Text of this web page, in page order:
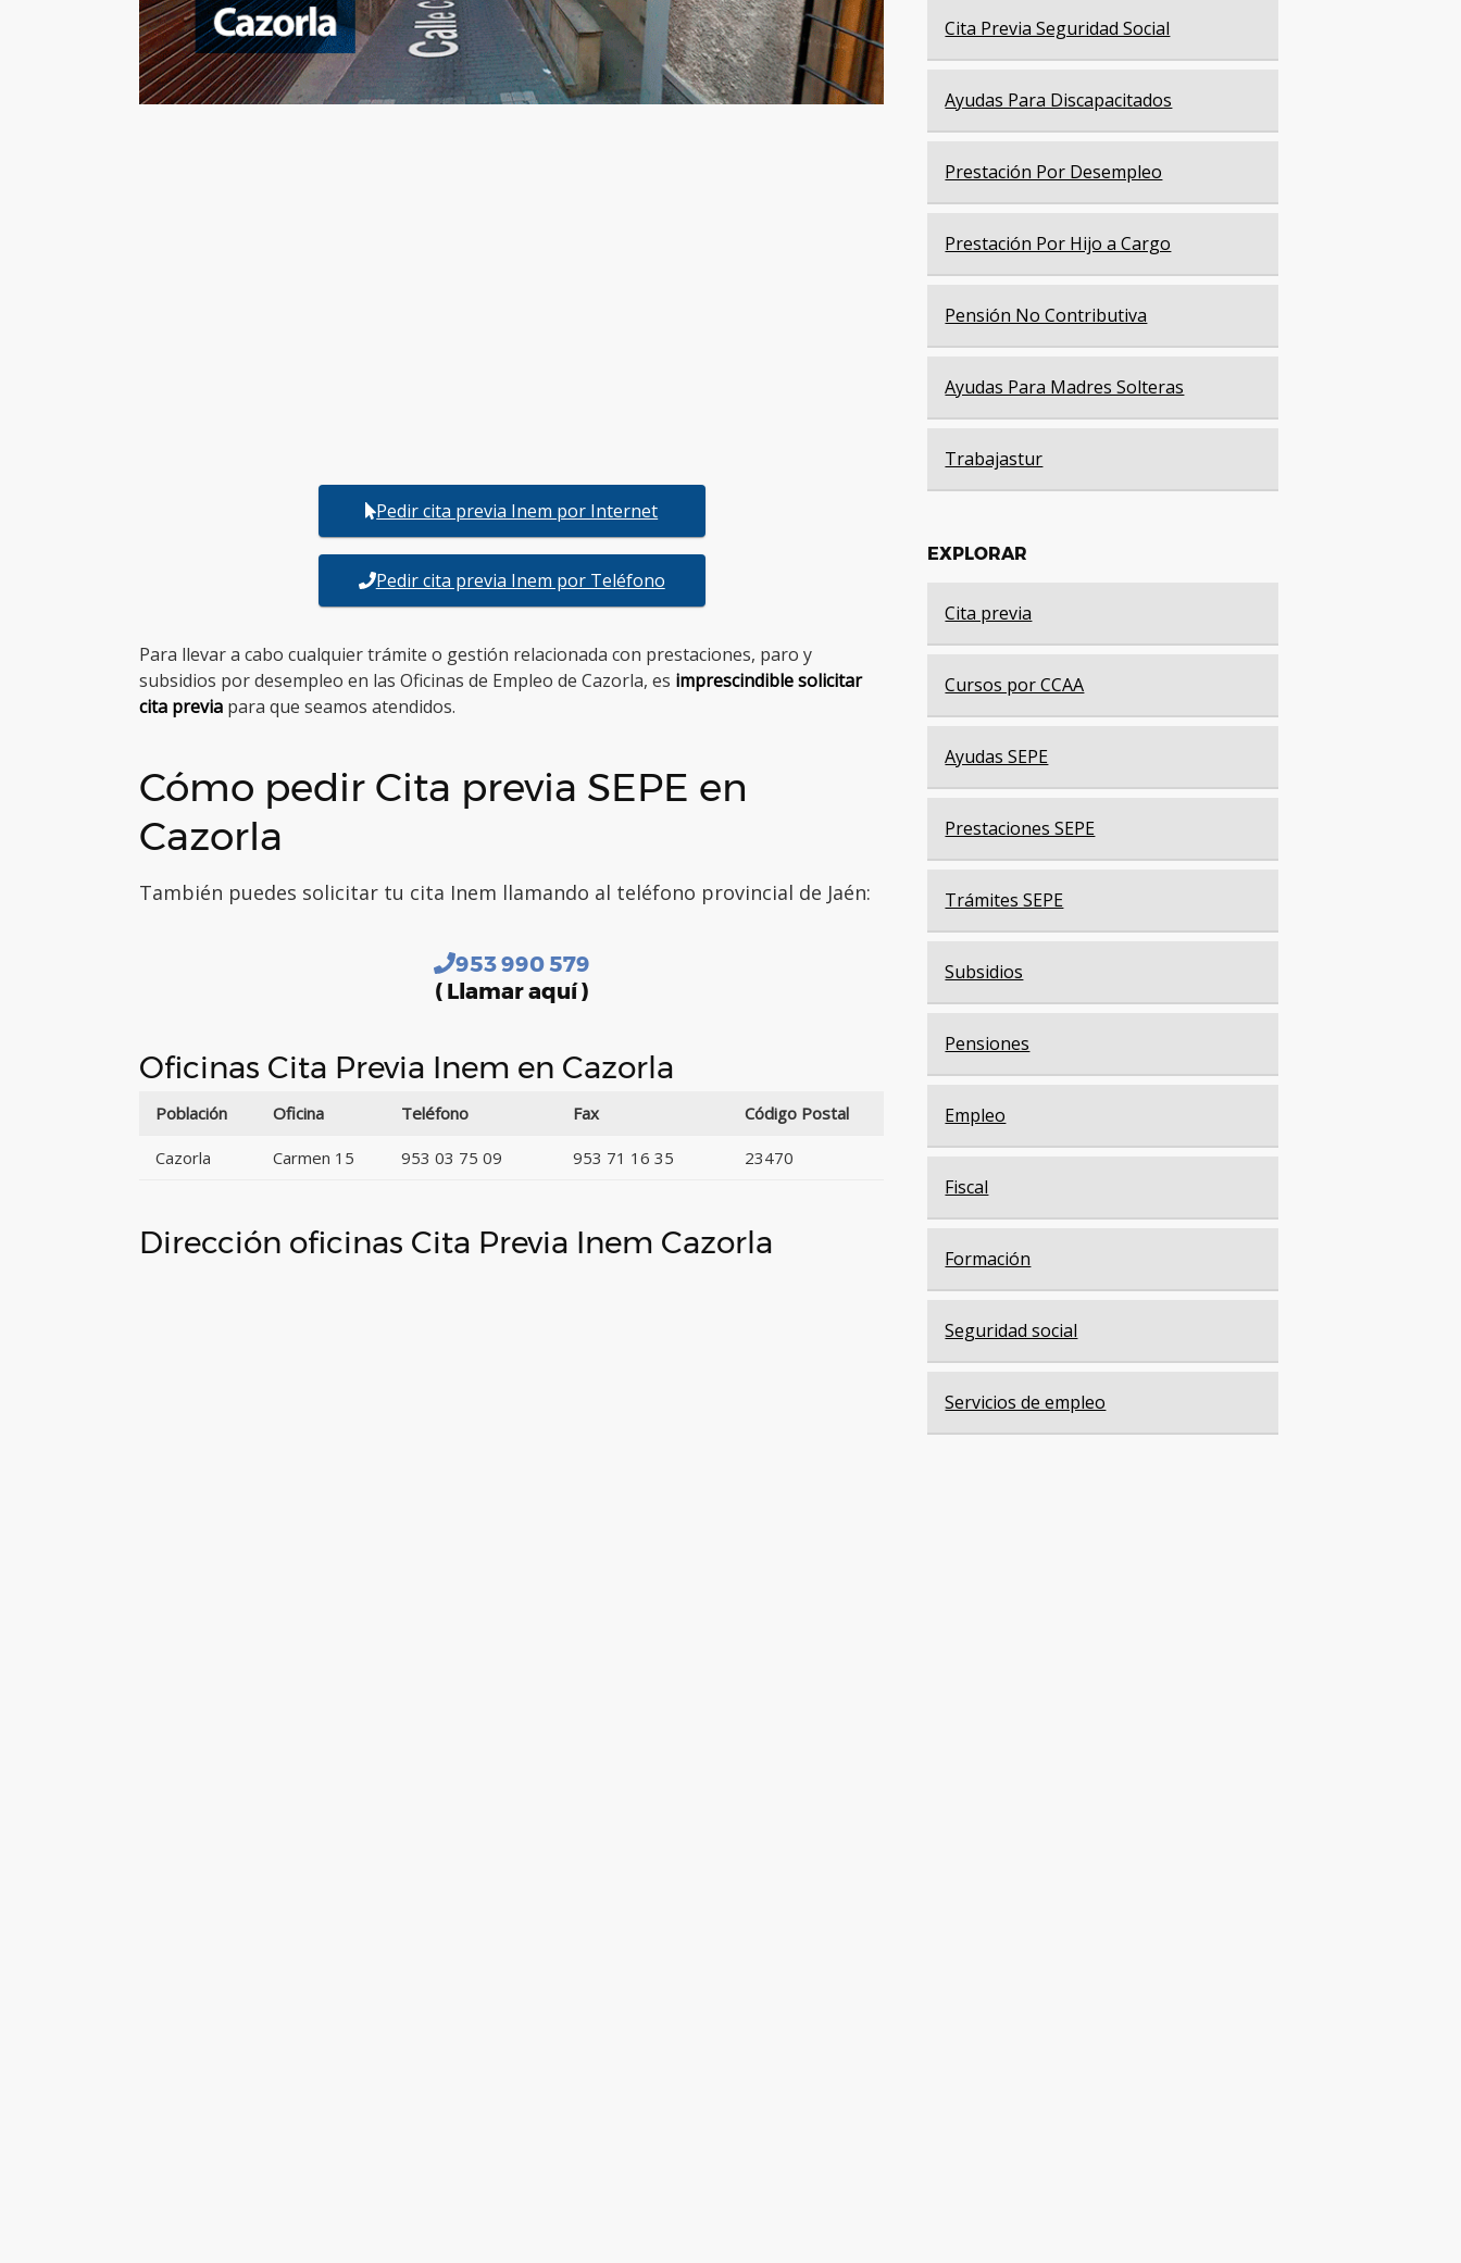
Pedir cita previa Inem por Internet
Pedir cita previa Inem por Teléfono
Para llevar a cabo cualquier trámite o gestión relacionada con prestaciones, paro y
subsidios por desempleo en las Oficinas de Empleo de Cazorla, es imprescindible solicitar
cita previa para que seamos atendidos.
Cómo pedir Cita previa SEPE en
Cazorla
También puedes solicitar tu cita Inem llamando al teléfono provincial de Jaén:
953 990 579
( Llamar aquí )
Oficinas Cita Previa Inem en Cazorla
Población Oficina Teléfono Fax Código Postal
Cazorla Carmen 15 953 03 75 09 953 71 16 35 23470
Dirección oficinas Cita Previa Inem Cazorla
Cita Previa Seguridad Social
Ayudas Para Discapacitados
Prestación Por Desempleo
Prestación Por Hijo a Cargo
Pensión No Contributiva
Ayudas Para Madres Solteras
Trabajastur
EXPLORAR
Cita previa
Cursos por CCAA
Ayudas SEPE
Prestaciones SEPE
Trámites SEPE
Subsidios
Pensiones
Empleo
Fiscal
Formación
Seguridad social
Servicios de empleo